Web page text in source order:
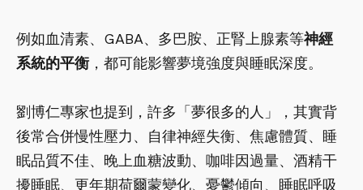
例如血清素、GABA、多巴胺、正腎上腺素等神經
系統的平衡 ，都可能影響夢境強度與睡眠深度。
劉博仁專家也提到，許多「夢很多的人」，其實背
後常合併慢性壓力、自律神經失衡、焦慮體質、睡
眠品質不佳、晚上血糖波動、咖啡因過量、酒精干
擾睡眠、更年期荷爾蒙變化、憂鬱傾向、睡眠呼吸